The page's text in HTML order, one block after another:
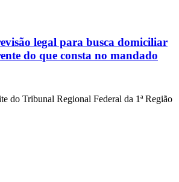
legal para busca domiciliar
do que consta no mandado
do Tribunal Regional Federal da 1ª Região